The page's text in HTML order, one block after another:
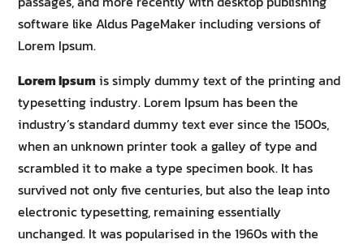
software like Aldus PageMaker including versions of
Lorem Ipsum.
Lorem Ipsumis simply dummy text of the printing and
typesetting industry. Lorem Ipsum has been the
industry’s standard dummy text ever since the 1500s,
when an unknown printer took a galley of type and
scrambled it to make a type specimen book. It has
survived not only five centuries, but also the leap into
electronic typesetting, remaining essentially
unchanged. It was popularised in the 1960s with the